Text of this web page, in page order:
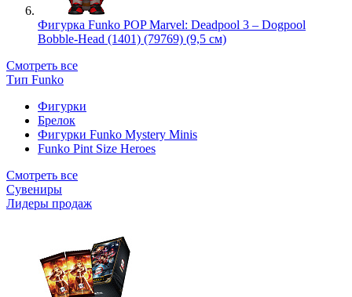
Фигурка Funko POP Marvel: Deadpool 3 – Dogpool
Bobble-Head (1401) (79769) (9,5 см)
Смотреть все
Тип Funko
Фигурки
Брелок
Фигурки Funko Mystery Minis
Funko Pint Size Heroes
Смотреть все
Сувениры
Лидеры продаж